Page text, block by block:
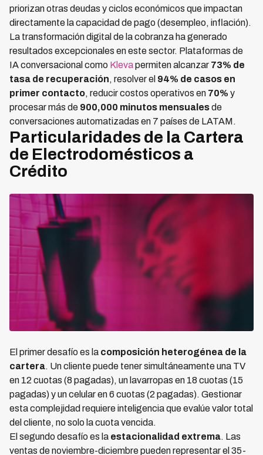
priorizan otras deudas y ciclos económicos que impactan
directamente la capacidad de pago (desempleo, inflación).
La transformación digital de la cobranza ha generado
resultados excepcionales en este sector. Plataformas de
IA conversacional como Klevapermiten alcanzar 73% de
tasa de recuperación, resolver el 94% de casos en
primer contacto, reducir costos operativos en 70% y
procesar más de 900,000 minutos mensualesde
conversaciones automatizadas en 7 países de LATAM.
Particularidades de la Cartera
de Electrodomésticos a
Crédito
El primer desafío es la composición heterogénea de la
cartera. Un cliente puede tener simultáneamente una TV
en 12 cuotas (8 pagadas), un lavarropas en 18 cuotas (15
pagadas) y un celular en 6 cuotas (2 pagadas). Gestionar
esta complejidad requiere inteligencia que evalúe valor total
del cliente, no solo la cuota vencida.
El segundo desafío es la estacionalidad extrema. Las
ventas de noviembre-diciembre pueden representar el 35-